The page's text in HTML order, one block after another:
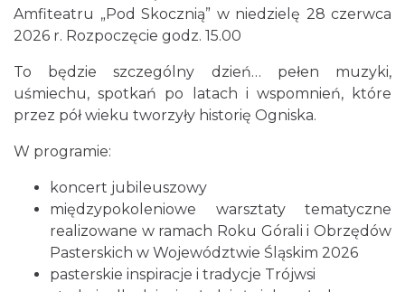
Istebna
2026-08-25
0.38 km
Amfiteatru „Pod Skocznią” w niedzielę 28 czerwca
2026 r. Rozpoczęcie godz. 15.00
To będzie szczególny dzień… pełen muzyki,
uśmiechu, spotkań po latach i wspomnień, które
przez pół wieku tworzyły historię Ogniska.
W programie:
koncert jubileuszowy
międzypokoleniowe warsztaty tematyczne
realizowane w ramach Roku Górali i Obrzędów
Pasterskich w Województwie Śląskim 2026
pasterskie inspiracje i tradycje Trójwsi